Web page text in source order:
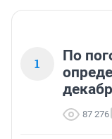
1
По
87 276